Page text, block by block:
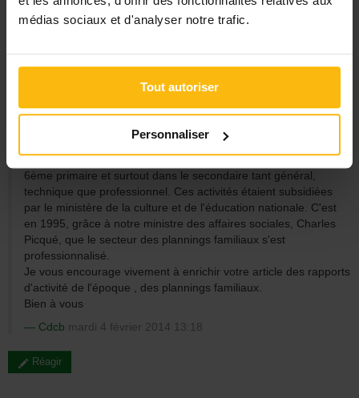
médias sociaux et d'analyser notre trafic.
Tout autoriser
Personnaliser
Je ne sais quelles sont vos sources pour pouvoir affirmer que
l'éducation affective et sexuelle dans les écoles est arrivée au
centre des débats dans les années 2000.
Je tiens à vous signaler que j'ai commencé ma carrière en
planning familial en 1980 et qu'à cette époque, déjà, la
prévention était une des missions principales des plannings
familiaux par le biais d'animations dans les écoles et ce dès la
6ème primaire et surtout dans le secondaire tant général,
technique que professionnel. Ces activités étaient subsidiées
par le ministère de la culture et de l'éducation nationale. C'est
en 1995, grâce à notre ministre des affaires sociales, Charles
Picqué, que le secteur des plannings familiaux s'est
professionnalisé.
Je vous encourage vivement à enrichir votre article des rapports
d'activité de l'époque , des plannings familiaux.
Bien à vous
Cdcb mardi 4 février 2014 13:18
Réagir